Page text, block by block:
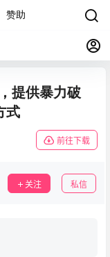
赞助
提供暴力破
式
前往下载
关注 私信